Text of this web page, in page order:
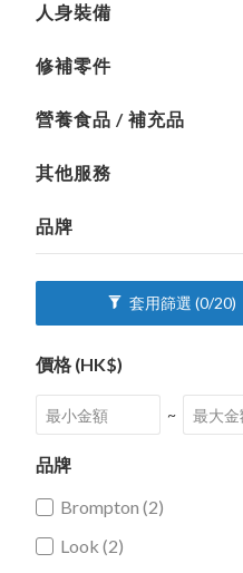
人身裝備
修補零件
營養食品 / 補充品
其他服務
品牌
套用篩選 (0/20)
價格 (HK$)
~
品牌
Brompton (2)
Look (2)